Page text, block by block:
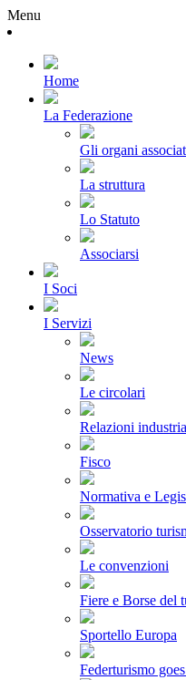
Menu
Home
La Federazione
Gli organi
La struttura
Lo Statuto
Associarsi
I Soci
I Servizi
News
Le circolari
Relazioni
Fisco
Normativa e
Osservatorio
Le convenzioni
Fiere e Borse del
Sportello Europa
Federturismo